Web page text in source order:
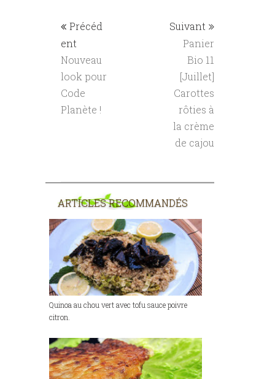
Précéd
ent
Nouveau
look pour
Code
Planète !
Suivant
Panier
Bio 11
[Juillet]
Carottes
rôties à
la crème
de cajou
ARTICLES RECOMMANDÉS
Quinoa au chou vert avec tofu sauce poivre
citron.